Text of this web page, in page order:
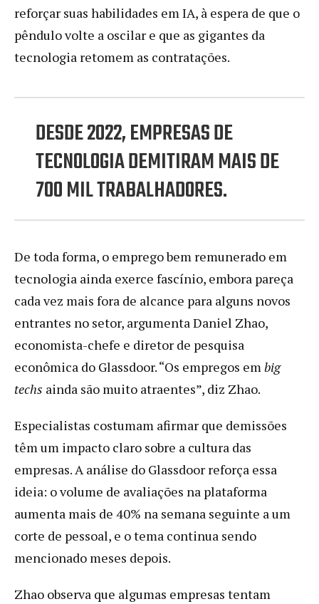
reforçar suas habilidades em IA, à espera de que o
pêndulo volte a oscilar e que as gigantes da
tecnologia retomem as contratações.
DESDE 2022, EMPRESAS DE
TECNOLOGIA DEMITIRAM MAIS DE
700 MIL TRABALHADORES.
De toda forma, o emprego bem remunerado em
tecnologia ainda exerce fascínio, embora pareça
cada vez mais fora de alcance para alguns novos
entrantes no setor, argumenta Daniel Zhao,
economista-chefe e diretor de pesquisa
econômica do Glassdoor. “Os empregos embig
techs ainda são muito atraentes”, diz Zhao.
Especialistas costumam afirmar que demissões
têm um impacto claro sobre a cultura das
empresas. A análise do Glassdoor reforça essa
ideia: o volume de avaliações na plataforma
aumenta mais de 40% na semana seguinte a um
corte de pessoal, e o tema continua sendo
mencionado meses depois.
Zhao observa que algumas empresas tentam